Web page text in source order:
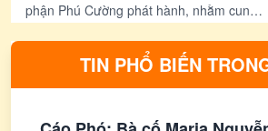
phận Phú Cường phát hành, nhằm cung
thông tin các ngày lễ và thông báo mục
TIN PHỔ BIẾN